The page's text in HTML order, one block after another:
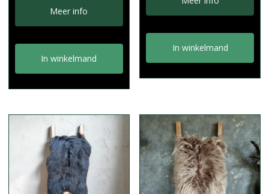
was:
€7,50.€4,95.
Meer info
In winkelmand
In winkelmand